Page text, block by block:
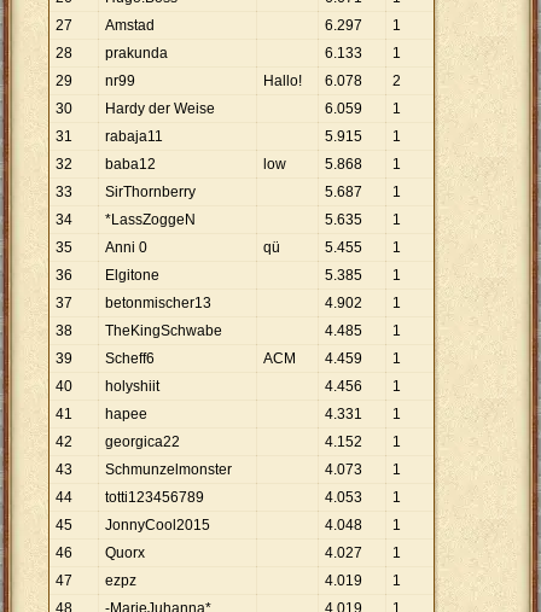
27
Amstad 6.297
1
28
prakunda 6.133
1
29
nr99 Hallo! 6.078
2
30
Hardy der Weise 6.059
1
31
rabaja11 5.915
1
32
baba12 low 5.868
1
33
SirThornberry 5.687
1
34
*LassZoggeN 5.635
1
35
Anni 0 qü 5.455
1
36
Elgitone 5.385
1
37
betonmischer13 4.902
1
38
TheKingSchwabe 4.485
1
39
Scheff6 ACM 4.459
1
40
holyshiit 4.456
1
41
hapee 4.331
1
42
georgica22 4.152
1
43
Schmunzelmonster 4.073
1
44
totti123456789 4.053
1
45
JonnyCool2015 4.048
1
46
Quorx 4.027
1
47
ezpz 4.019
1